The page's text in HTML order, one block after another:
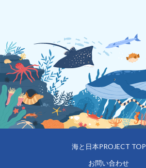
海と日本PROJECT TOP
お問い合わせ